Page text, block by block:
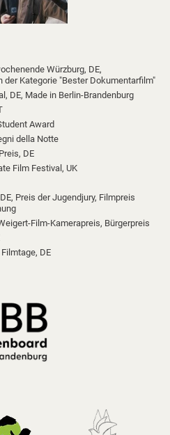
Würzburg, DE,
der Kategorie "Bester Dokumentarfilm"
DE, Made in Berlin-Brandenburg
Award
della Notte
DE
Film Festival, UK
, Preis der Jugendjury, Filmpreis
Film-Kamerapreis, Bürgerpreis
DE